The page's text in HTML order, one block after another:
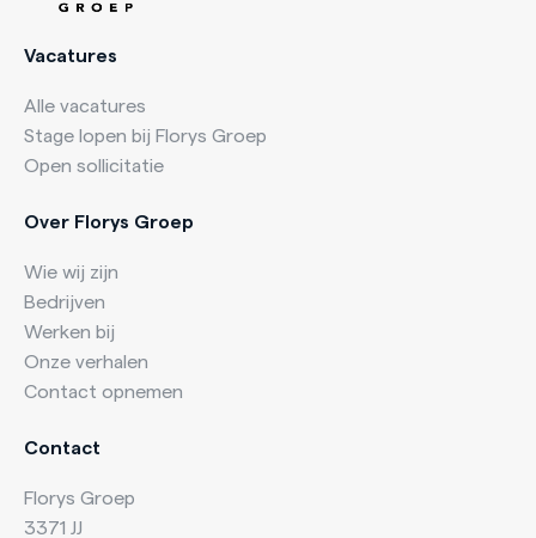
Vacatures
Alle vacatures
Stage lopen bij Florys Groep
Open sollicitatie
Over Florys Groep
Wie wij zijn
Bedrijven
Werken bij
Onze verhalen
Contact opnemen
Contact
Florys Groep
3371 JJ